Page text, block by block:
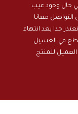
حال وجود عيب
معانا
جدا بعد انتهاء
في الغسيل
للمنتج